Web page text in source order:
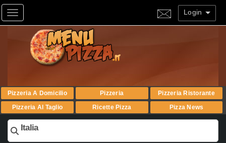
Toggle navigation Login
Pizzeria A Domicilio Pizzeria
Pizzeria Ristorante
Pizzeria Al Taglio
Ricette Pizza Pizza News
Italia